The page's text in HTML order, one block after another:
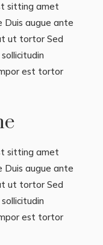
sitting amet
Duis augue ante
ut tortor Sed
est tortor
sitting amet
Duis augue ante
ut tortor Sed
est tortor